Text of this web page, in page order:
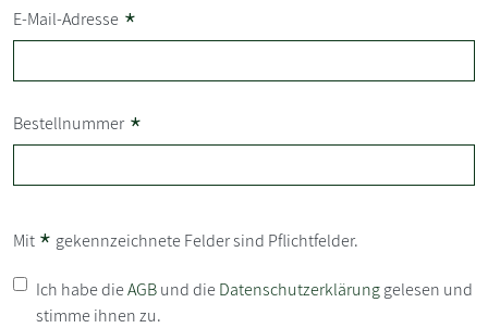
E-Mail-Adresse *
Bestellnummer *
Mit * gekennzeichnete Felder sind Pflichtfelder.
Ich habe dieAGBund dieDatenschutzerklärunggelesen und
stimme ihnen zu.